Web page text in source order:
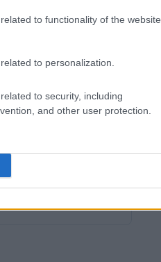
to functionality of the website
to personalization.
to security, including
and other user protection.
come dimostrano le
fisica e
le difficoltà che si
le proprie
momento di crescita